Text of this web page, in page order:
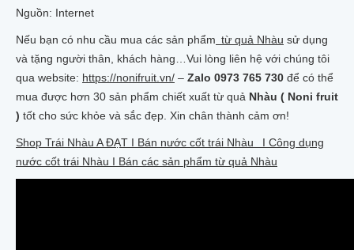
Nguồn: Internet
Nếu bạn có nhu cầu mua các sản phẩm từ quả Nhàu sử dụng
và tặng người thân, khách hàng…Vui lòng liên hệ với chúng tôi
qua website: https://nonifruit.vn/ – Zalo 0973 765 730 để có thể
mua được hơn 30 sản phẩm chiết xuất từ quả Nhàu ( Noni fruit
) tốt cho sức khỏe và sắc đẹp. Xin chân thành cảm ơn!
Shop Trái Nhàu A ĐẠT I Bán nước cốt trái Nhàu I Công dụng
nước cốt trái Nhàu I Bán các sản phẩm từ quả Nhàu